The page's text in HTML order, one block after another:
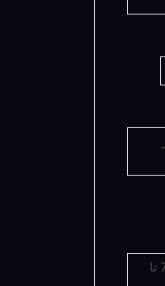
تکمیل ظرفیت تویوتا لندکروزر 70 تا